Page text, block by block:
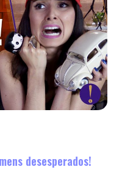
desesperados!